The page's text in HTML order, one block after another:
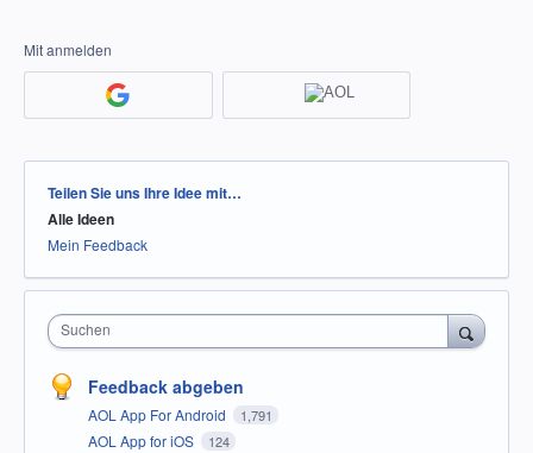
Mit anmelden
Kategorien
Teilen Sie uns Ihre Idee mit…
Alle Ideen
Mein Feedback
Suchen
Feedback abgeben
AOL App For Android 1,791
AOL App for iOS 124